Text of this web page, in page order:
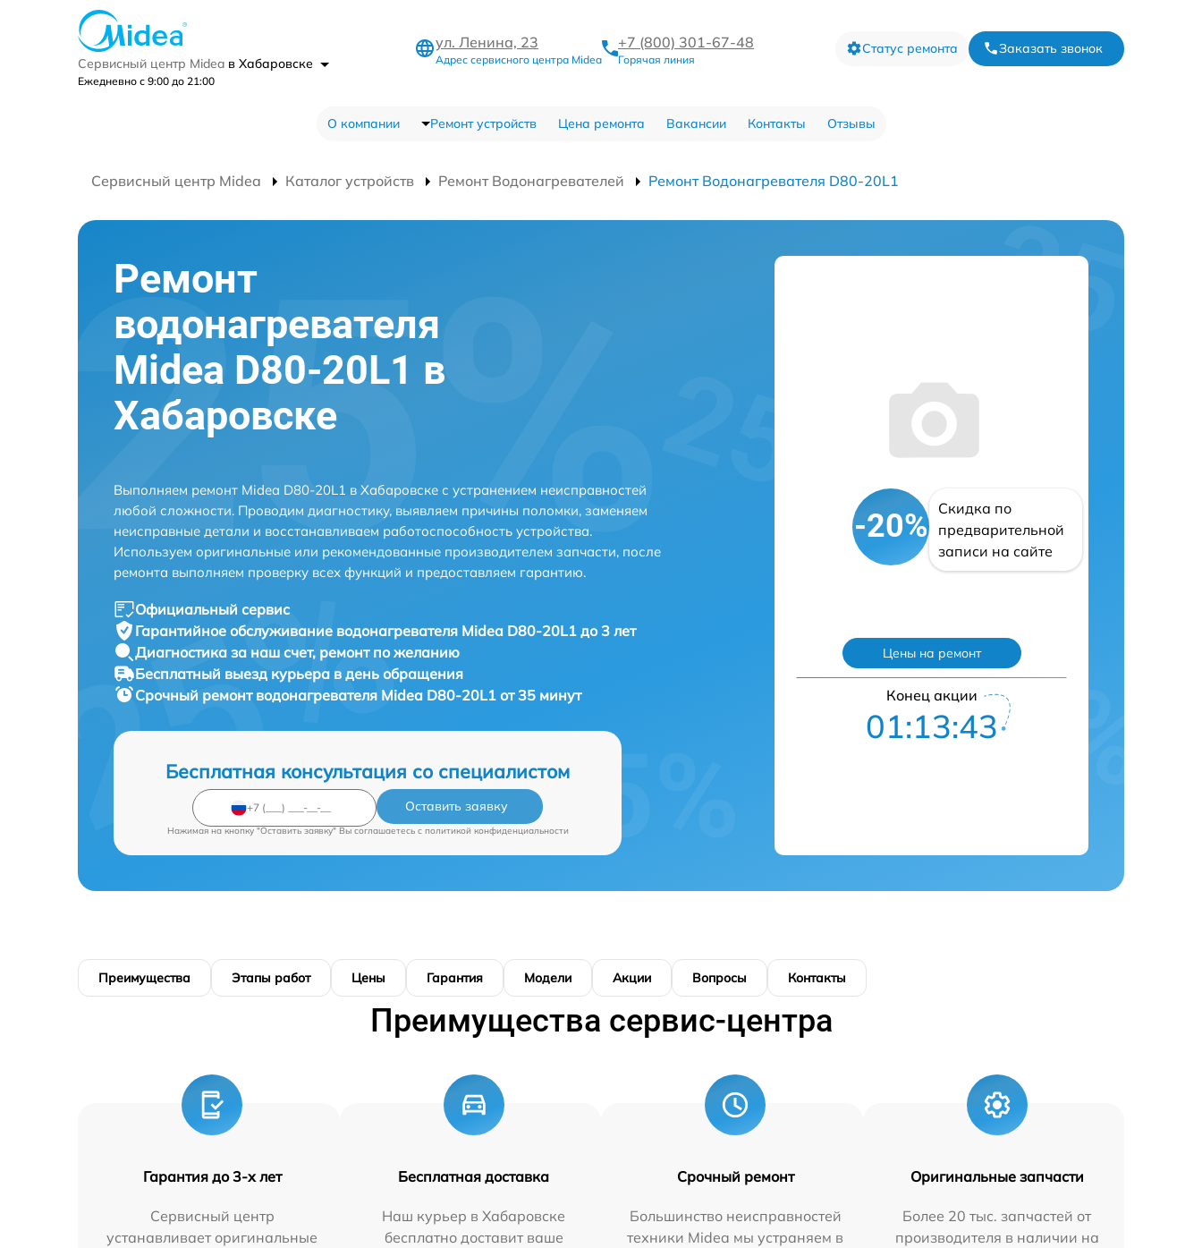
Сервисный центр Midea в Хабаровске
Ежедневно с 9:00 до 21:00
ул. Ленина, 23
Адрес сервисного центра Midea
+7 (800) 301-67-48
Горячая линия
Статус ремонта Заказать звонок
О компании Ремонт устройств Цена ремонта Вакансии Контакты Отзывы
Сервисный центр Midea Каталог устройств Ремонт Водонагревателей Ремонт Водонагревателя D80-20L1
Ремонт
водонагревателя
Midea D80-20L1 в
Хабаровске
Выполняем ремонт Midea D80-20L1 в Хабаровске с устранением неисправностей
любой сложности. Проводим диагностику, выявляем причины поломки, заменяем
неисправные детали и восстанавливаем работоспособность устройства.
Используем оригинальные или рекомендованные производителем запчасти, после
ремонта выполняем проверку всех функций и предоставляем гарантию.
Официальный сервис
Гарантийное обслуживание водонагревателя Midea D80-20L1 до 3 лет
Диагностика за наш счет, ремонт по желанию
Бесплатный выезд курьера в день обращения
Срочный ремонт водонагревателя Midea D80-20L1 от 35 минут
Бесплатная консультация со специалистом
Оставить заявку
Нажимая на кнопку "Оставить заявку" Вы соглашаетесь c политикой конфиденциальности
-20%
Скидка по
предварительной
записи на сайте
Цены на ремонт
Конец акции
01:13:42
Преимущества Этапы работ Цены Гарантия Модели Акции Вопросы Контакты
Преимущества сервис-центра
Гарантия до 3-х лет
Сервисный центр
устанавливает оригинальные
Бесплатная доставка
Наш курьер в Хабаровске
бесплатно доставит ваше
Срочный ремонт
Большинство неисправностей
техники Midea мы устраняем в
Оригинальные запчасти
Более 20 тыс. запчастей от
производителя в наличии на